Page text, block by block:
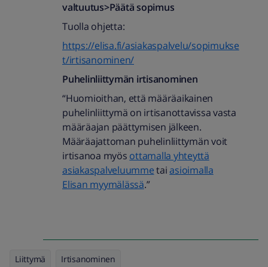
valtuutus>Päätä sopimus
Tuolla ohjetta:
https://elisa.fi/asiakaspalvelu/sopimukse
t/irtisanominen/
Puhelinliittymän irtisanominen
“Huomioithan, että määräaikainen
puhelinliittymä on irtisanottavissa vasta
määräajan päättymisen jälkeen.
Määräajattoman puhelinliittymän voit
irtisanoa myös ottamalla yhteyttä
asiakaspalveluummetaiasioimalla
Elisan myymälässä.”
Liittymä Irtisanominen